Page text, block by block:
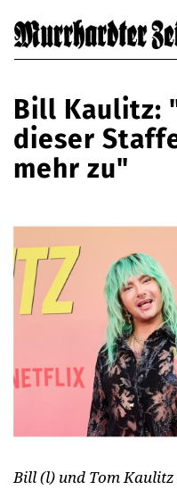
Bill Kaulitz:
dieser
mehr zu"
Bill (l) und Tom